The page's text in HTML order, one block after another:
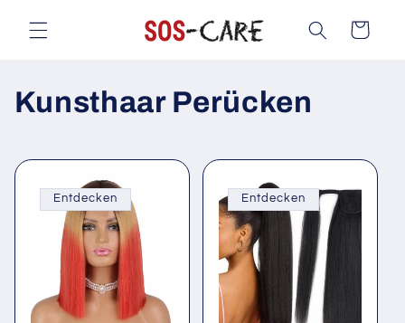
zum
Inhalt
Warenkorb
K
t
Kunsthaar Perücken
Entdecken Entdecken